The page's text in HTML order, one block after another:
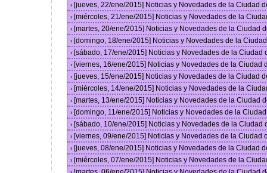
› [jueves, 22/ene/2015] Noticias y Novedades de la Ciudad
› [miércoles, 21/ene/2015] Noticias y Novedades de la
› [martes, 20/ene/2015] Noticias y Novedades de la Ciudad
› [domingo, 18/ene/2015] Noticias y Novedades de la
› [sábado, 17/ene/2015] Noticias y Novedades de la Ciudad
› [viernes, 16/ene/2015] Noticias y Novedades de la Ciudad
› [jueves, 15/ene/2015] Noticias y Novedades de la Ciudad
› [miércoles, 14/ene/2015] Noticias y Novedades de la
› [martes, 13/ene/2015] Noticias y Novedades de la Ciudad
› [domingo, 11/ene/2015] Noticias y Novedades de la
› [sábado, 10/ene/2015] Noticias y Novedades de la Ciudad
› [viernes, 09/ene/2015] Noticias y Novedades de la Ciudad
› [jueves, 08/ene/2015] Noticias y Novedades de la Ciudad
› [miércoles, 07/ene/2015] Noticias y Novedades de la